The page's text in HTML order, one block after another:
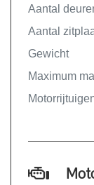
Aantal
Aantal
Gewicht
Maximum